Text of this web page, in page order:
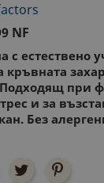
NF
естествено
кръвната
при
и за
Без